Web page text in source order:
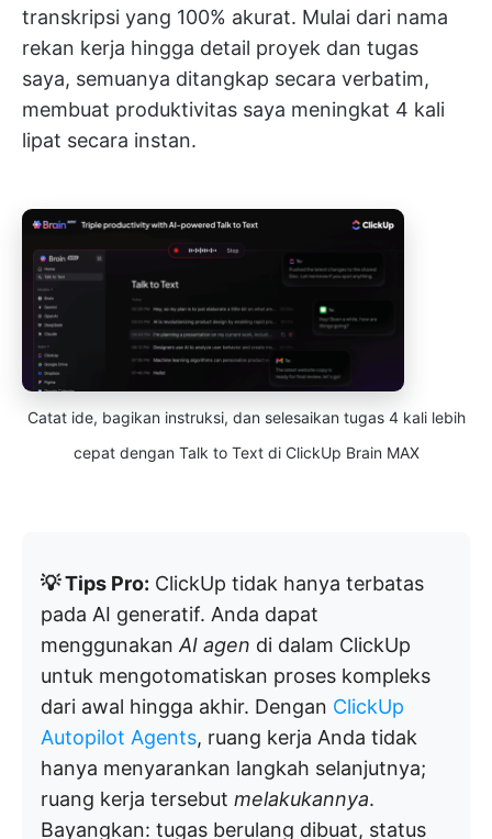
transkripsi yang 100% akurat. Mulai dari nama
rekan kerja hingga detail proyek dan tugas
saya, semuanya ditangkap secara verbatim,
membuat produktivitas saya meningkat 4 kali
lipat secara instan.
Catat ide, bagikan instruksi, dan selesaikan tugas 4 kali lebih
cepat dengan Talk to Text di ClickUp Brain MAX
💡 Tips Pro: ClickUp tidak hanya terbatas
pada AI generatif. Anda dapat
menggunakanAI agen di dalam ClickUp
untuk mengotomatiskan proses kompleks
dari awal hingga akhir. Dengan ClickUp
Autopilot Agents, ruang kerja Anda tidak
hanya menyarankan langkah selanjutnya;
ruang kerja tersebut melakukannya.
Bayangkan: tugas berulang dibuat, status